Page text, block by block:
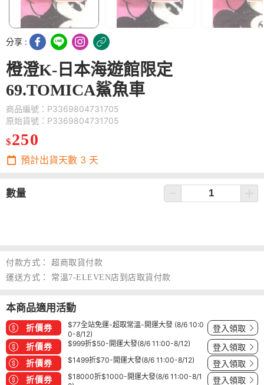
分享 :
橙澄K-日本海遊館限定
69.TOMICA鯊魚車
商品編號：P3369804731705
原始貨號：P3369804731705
$250
預計出貨天數 3 天
數量
付款方式：
超商取貨付款
運送方式：
常溫7-ELEVEN店到店取貨付款
本商品適用活動
折價券
$77全站免運-超取常溫-開運大發 (8/6 10:0
0-8/12)
登入領取
折價券 $999折$50-開運大發(8/6 11:00-8/12) 登入領取
折價券 $1499折$70-開運大發(8/6 11:00-8/12) 登入領取
折價券
$18000折$1000-開運大發(8/6 11:00-8/1
登入領取